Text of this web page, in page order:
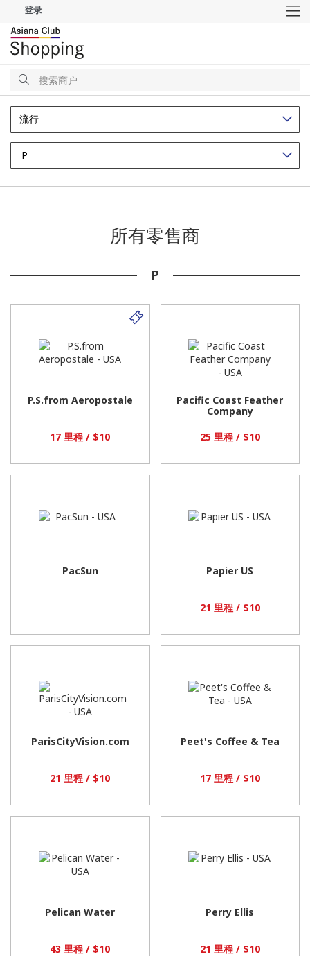
登录
搜
索搜
索
流行
P
所有零售商
P
P.S.from Aeropostale
17 里程 / $10
Pacific Coast Feather
Company
25 里程 / $10
PacSun Papier US
21 里程 / $10
ParisCityVision.com
21 里程 / $10
Peet's Coffee & Tea
17 里程 / $10
Pelican Water
43 里程 / $10
Perry Ellis
21 里程 / $10